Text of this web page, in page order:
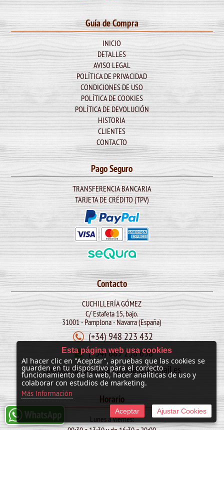
Guía de Compra
INICIO
DETALLES
AVISO LEGAL
POLÍTICA DE PRIVACIDAD
CONDICIONES DE USO
POLÍTICA DE COOKIES
POLÍTICA DE DEVOLUCIÓN
HISTORIA
CLIENTES
CONTACTO
Pago Seguro
TRANSFERENCIA BANCARIA
TARJETA DE CRÉDITO (TPV)
Contacto
CUCHILLERÍA GÓMEZ
C/ Estafeta 15, bajo.
31001 - Pamplona - Navarra (España)
(+34) 948 223 432
(+34) 689 256 638
cuchilleriagomezpamplona@hotmail.es
Horario
Lunes a Viernes:
09:30 a 13:30 y de 16:30 a 20:00
Esta página web usa cookies
Al hacer clic en "Aceptar", apruebas que las cookies se
guarden en tu dispositivo para el correcto
funcionamiento de la web, hacer analíticas de uso y
colaborar con estudios de marketing.
Más Información
Aceptar Ajustar Cookies